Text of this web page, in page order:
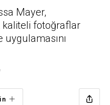
Mayer,
kaliteli fotoğraflar